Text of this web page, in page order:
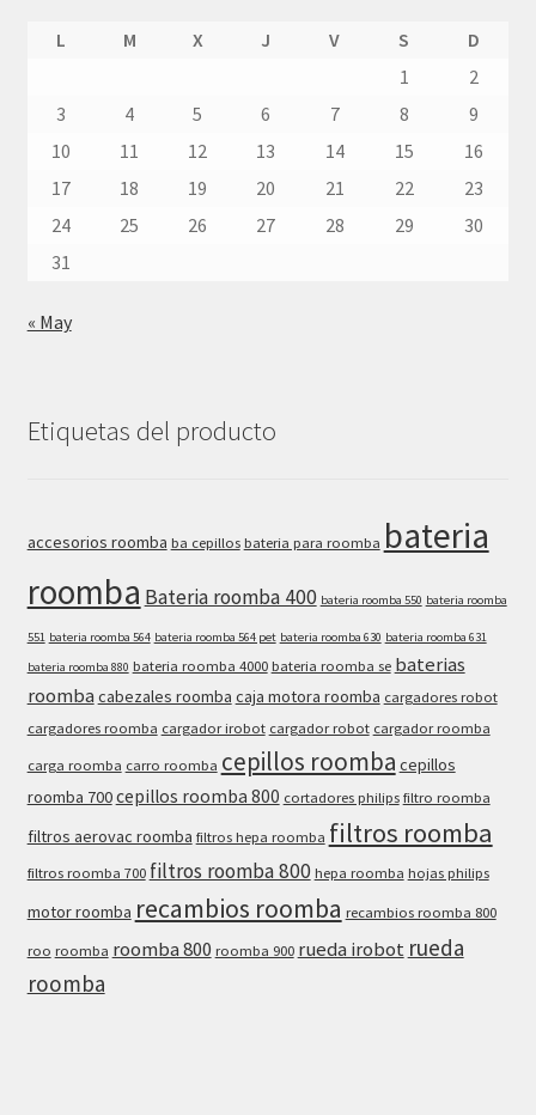
L M X J V S
D
1
2
3
4 5 6 7 8
9
10
11 12 13 14 15
16
17
18 19 20 21 22
23
24
25 26 27 28 29
30
31
« May
Etiquetas del producto
accesorios roomba ba cepillos bateria para roomba bateria
roomba Bateria roomba 400 bateria roomba 550 bateria roomba
551 bateria roomba 564 bateria roomba 564 pet bateria roomba 630 bateria roomba 631
bateria roomba 880 bateria roomba 4000 bateria roomba se baterias
roomba cabezales roomba caja motora roomba cargadores robot
cargadores roomba cargador irobot cargador robot cargador roomba
carga roomba carro roomba cepillos roomba cepillos
roomba 700cepillos roomba 800 cortadores philips filtro roomba
filtros aerovac roomba filtros hepa roomba filtros roomba
filtros roomba 700 filtros roomba 800 hepa roomba hojas philips
motor roomba recambios roomba recambios roomba 800
roo roomba roomba 800 roomba 900 rueda irobot rueda
roomba